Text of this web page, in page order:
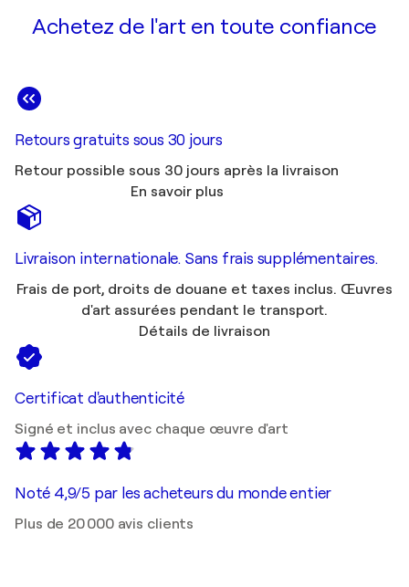
Achetez de l'art en toute confiance
Retours gratuits sous 30 jours
Retour possible sous 30 jours après la livraison
En savoir plus
Livraison internationale. Sans frais supplémentaires.
Frais de port, droits de douane et taxes inclus. Œuvres
d'art assurées pendant le transport.
Détails de livraison
Certificat d'authenticité
Signé et inclus avec chaque œuvre d'art
Noté 4,9/5 par les acheteurs du monde entier
Plus de 20 000 avis clients